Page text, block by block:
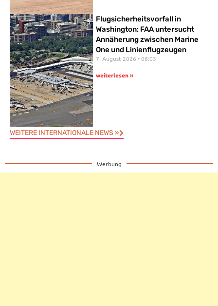
Flugsicherheitsvorfall in
Washington: FAA untersucht
Annäherung zwischen Marine
One und Linienflugzeugen
7. August 2026 08:03
weiterlesen »
WEITERE INTERNATIONALE NEWS »
Werbung